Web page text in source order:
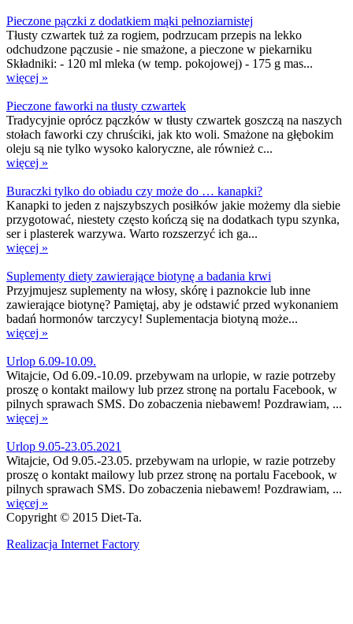
Pieczone pączki z dodatkiem mąki pełnoziarnistej
Tłusty czwartek tuż za rogiem, podrzucam przepis na lekko
odchudzone pączusie - nie smażone, a pieczone w piekarniku
Składniki: - 120 ml mleka (w temp. pokojowej) - 175 g mas...
więcej »
Pieczone faworki na tłusty czwartek
Tradycyjnie oprócz pączków w tłusty czwartek goszczą na naszych
stołach faworki czy chruściki, jak kto woli. Smażone na głębokim
oleju są nie tylko wysoko kaloryczne, ale również c...
więcej »
Buraczki tylko do obiadu czy może do … kanapki?
Kanapki to jeden z najszybszych posiłków jakie możemy dla siebie
przygotować, niestety często kończą się na dodatkach typu szynka,
ser i plasterek warzywa. Warto rozszerzyć ich ga...
więcej »
Suplementy diety zawierające biotynę a badania krwi
Przyjmujesz suplementy na włosy, skórę i paznokcie lub inne
zawierające biotynę? Pamiętaj, aby je odstawić przed wykonaniem
badań hormonów tarczycy! Suplementacja biotyną może...
więcej »
Urlop 6.09-10.09.
Witajcie, Od 6.09.-10.09. przebywam na urlopie, w razie potrzeby
proszę o kontakt mailowy lub przez stronę na portalu Facebook, w
pilnych sprawach SMS. Do zobaczenia niebawem! Pozdrawiam, ...
więcej »
Urlop 9.05-23.05.2021
Witajcie, Od 9.05.-23.05. przebywam na urlopie, w razie potrzeby
proszę o kontakt mailowy lub przez stronę na portalu Facebook, w
pilnych sprawach SMS. Do zobaczenia niebawem! Pozdrawiam, ...
więcej »
Copyright © 2015 Diet-Ta.
Realizacja Internet Factory